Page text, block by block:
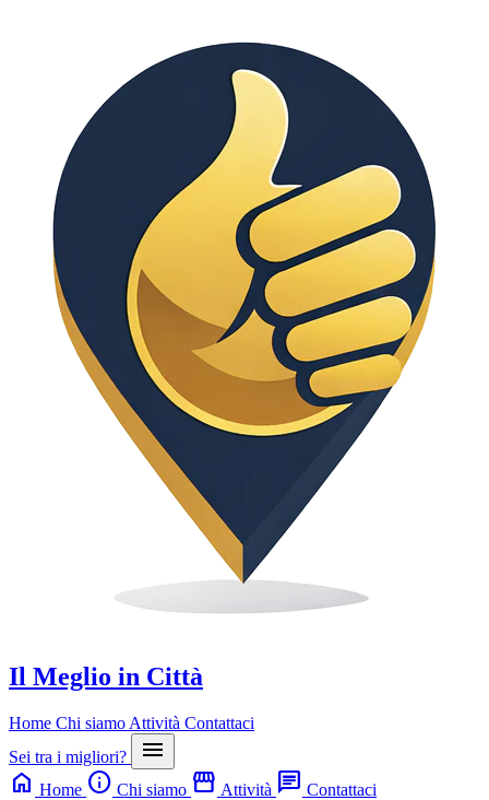
Il Meglio in Città
Home Chi siamo Attività Contattaci
Sei tra i migliori?
menu
home Home info Chi siamo storefront Attività chat Contattaci